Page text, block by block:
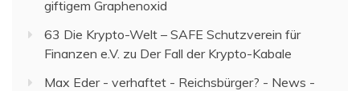
giftigem Graphenoxid
63 Die Krypto-Welt – SAFE Schutzverein für
Finanzen e.V. zu Der Fall der Krypto-Kabale
Max Eder - verhaftet - Reichsbürger? - News -